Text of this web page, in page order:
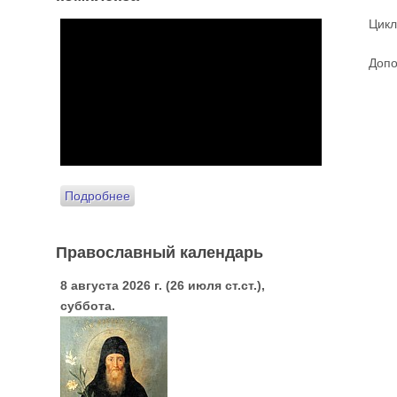
Подробнее
Православный календарь
8 августа 2026 г. (26 июля ст.ст.),
суббота.